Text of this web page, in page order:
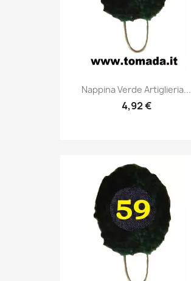
Anteprima
Nappina Verde Artiglieria...
4,92 €